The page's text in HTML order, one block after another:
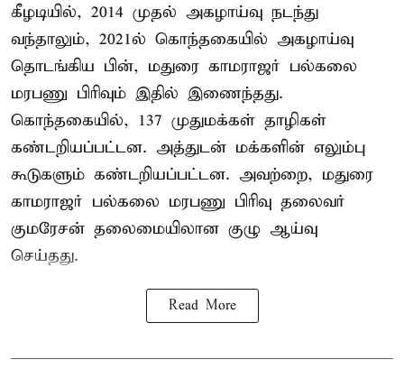
கீழடியில், 2014 முதல் அகழாய்வு நடந்து
வந்தாலும், 2021ல் கொந்தகையில் அகழாய்வு
தொடங்கிய பின், மதுரை காமராஜர் பல்கலை
மரபணு பிரிவும் இதில் இணைந்தது.
கொந்தகையில், 137 முதுமக்கள் தாழிகள்
கண்டறியப்பட்டன. அத்துடன் மக்களின் எலும்பு
கூடுகளும் கண்டறியப்பட்டன. அவற்றை, மதுரை
காமராஜர் பல்கலை மரபணு பிரிவு தலைவர்
குமரேசன் தலைமையிலான குழு ஆய்வு
செய்தது.
Read More